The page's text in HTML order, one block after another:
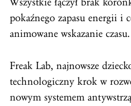
pokaźnego zapasu energii i
animowane wskazanie czasu.
Freak Lab, najnowsze
technologiczny krok w
nowym systemem